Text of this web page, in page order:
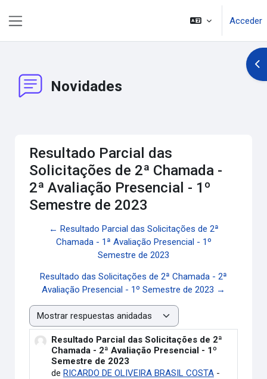
Acceder
Novidades
Resultado Parcial das
Solicitações de 2ª Chamada -
2ª Avaliação Presencial - 1º
Semestre de 2023
← Resultado Parcial das Solicitações de 2ª
Chamada - 1ª Avaliação Presencial - 1º
Semestre de 2023
Resultado das Solicitações de 2ª Chamada - 2ª
Avaliação Presencial - 1º Semestre de 2023 →
Mostrar modo
Resultado Parcial das Solicitações de 2ª
Chamada - 2ª Avaliação Presencial - 1º
Semestre de 2023
de RICARDO DE OLIVEIRA BRASIL COSTA-
Número de respuestas: 0